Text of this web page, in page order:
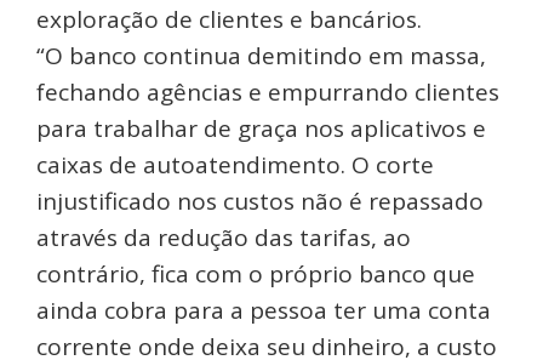
exploração de clientes e bancários.
“O banco continua demitindo em massa,
fechando agências e empurrando clientes
para trabalhar de graça nos aplicativos e
caixas de autoatendimento. O corte
injustificado nos custos não é repassado
através da redução das tarifas, ao
contrário, fica com o próprio banco que
ainda cobra para a pessoa ter uma conta
corrente onde deixa seu dinheiro, a custo